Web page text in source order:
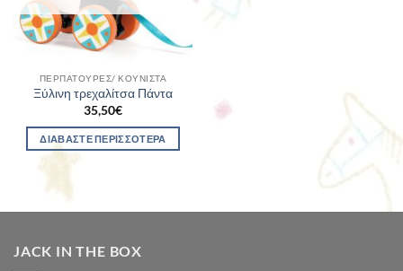
ΠΕΡΠΑΤΟΎΡΕΣ/ ΚΟΥΝΙΣΤΆ
Ξύλινη τρεχαλίτσα Πάντα
35,50€
ΔΙΑΒΆΣΤΕ ΠΕΡΙΣΣΌΤΕΡΑ
JACK IN THE BOX